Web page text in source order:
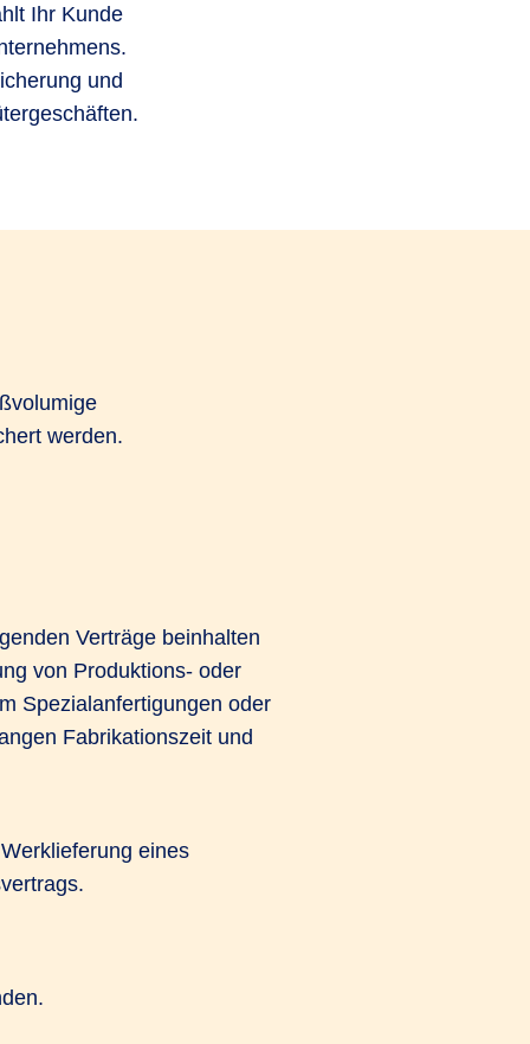
Ihr Kunde
und
werden.
Verträge beinhalten
von Produktions- oder
Spezialanfertigungen oder
Fabrikationszeit und
eines